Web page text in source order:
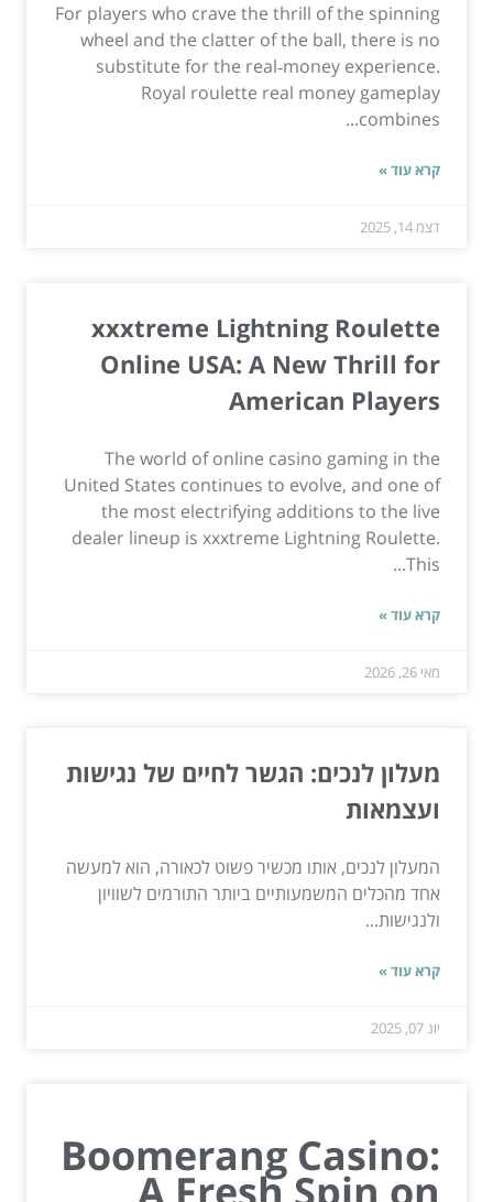
For players who crave the thrill of the spinning
wheel and the clatter of the ball, there is no
substitute for the real‑money experience.
Royal roulette real money gameplay
combines...
קרא עוד »
דצמ 14, 2025
xxxtreme Lightning Roulette
Online USA: A New Thrill for
American Players
The world of online casino gaming in the
United States continues to evolve, and one of
the most electrifying additions to the live
dealer lineup is xxxtreme Lightning Roulette.
This...
קרא עוד »
מאי 26, 2026
מעלון לנכים: הגשר לחיים של נגישות
ועצמאות
המעלון לנכים, אותו מכשיר פשוט לכאורה, הוא למעשה
אחד מהכלים המשמעותיים ביותר התורמים לשוויון
ולנגישות...
קרא עוד »
יונ 07, 2025
Boomerang Casino: